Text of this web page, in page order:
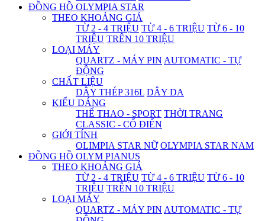
ĐỒNG HỒ OLYMPIA STAR
THEO KHOẢNG GIÁ
TỪ 2 - 4 TRIỆU TỪ 4 - 6 TRIỆU TỪ 6 - 10
TRIỆU TRÊN 10 TRIỆU
LOẠI MÁY
QUARTZ - MÁY PIN AUTOMATIC - TỰ
ĐỘNG
CHẤT LIỆU
DÂY THÉP 316L DÂY DA
KIỂU DÁNG
THỂ THAO - SPORT THỜI TRANG
CLASSIC - CỔ ĐIỂN
GIỚI TÍNH
OLIMPIA STAR NỮ OLYMPIA STAR NAM
ĐỒNG HỒ OLYM PIANUS
THEO KHOẢNG GIÁ
TỪ 2 - 4 TRIỆU TỪ 4 - 6 TRIỆU TỪ 6 - 10
TRIỆU TRÊN 10 TRIỆU
LOẠI MÁY
QUARTZ - MÁY PIN AUTOMATIC - TỰ